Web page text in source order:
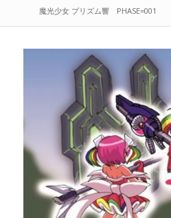
魔光少女 プリズム響 PHASE=001